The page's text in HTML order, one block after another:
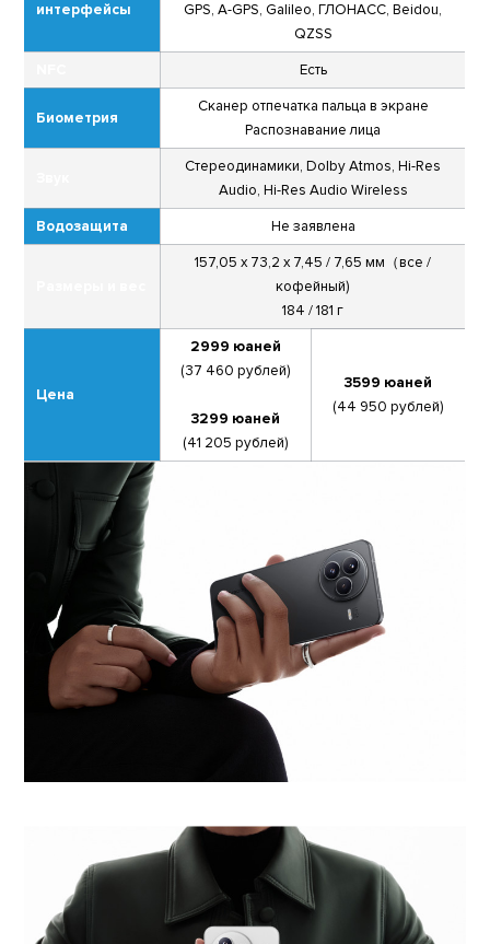
интерфейсы
GPS, A-GPS, Galileo, ГЛОНАСС, Beidou,
QZSS
Есть
Биометрия
Сканер отпечатка пальца в экране
Распознавание лица
Стереодинамики, Dolby Atmos, Hi-Res
Audio, Hi-Res Audio Wireless
Водозащита Не заявлена
157,05 x 73,2 х 7,45 / 7,65 мм（все /
кофейный)
184 / 181 г
Цена
2999 юаней
(37 460 рублей)
3299 юаней
(41 205 рублей)
3599 юаней
(44 950 рублей)